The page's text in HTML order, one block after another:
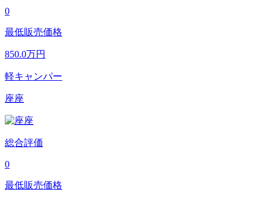
0
最低販売価格
850.0万円
軽キャンパー
座座
総合評価
0
最低販売価格